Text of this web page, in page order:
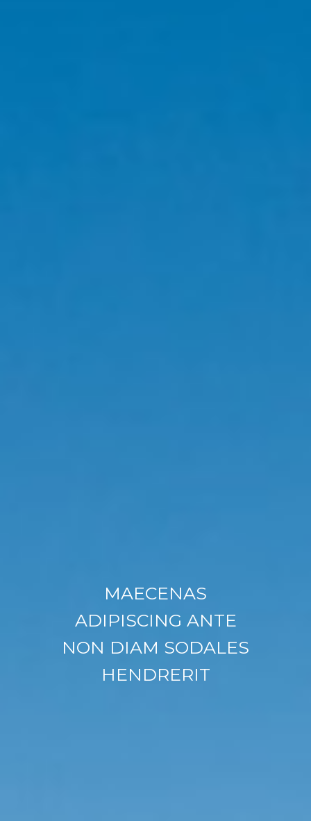
MAECENAS
ADIPISCING ANTE
NON DIAM SODALES
HENDRERIT